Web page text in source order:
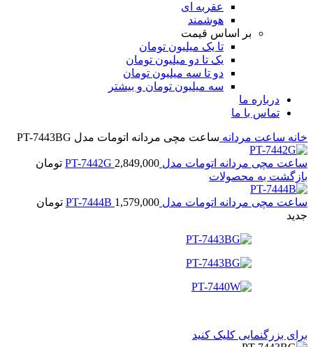
عقربه ای
هوشمند
بر اساس قیمت
تا یک میلیون تومان
یک تا دو میلیون تومان
دو تا سه میلیون تومان
سه میلیون تومان و بیشتر
درباره ما
تماس با ما
خانه ساعت مردانه ساعت مچی مردانه اتومات مدل PT-7443BG
ساعت مچی مردانه اتومات مدل PT-7442G 2,849,000
تومان
بازگشت به محصولات
ساعت مچی مردانه اتومات مدل PT-7444B 1,579,000
تومان
جدید
برای بزرگنمایی کلیک کنید